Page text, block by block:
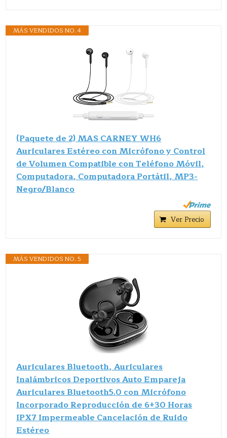
MÁS VENDIDOS NO. 4
(Paquete de 2) MAS CARNEY WH6
Auriculares Estéreo con Micrófono y Control
de Volumen Compatible con Teléfono Móvil,
Computadora, Computadora Portátil, MP3-
Negro/Blanco
Ver Precio
MÁS VENDIDOS NO. 5
Auriculares Bluetooth, Auriculares
Inalámbricos Deportivos Auto Empareja
Auriculares Bluetooth5.0 con Micrófono
Incorporado Reproducción de 6+30 Horas
IPX7 Impermeable Cancelación de Ruido
Estéreo